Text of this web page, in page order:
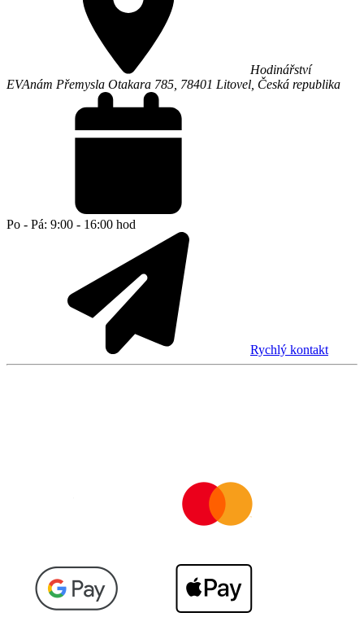
Hodinářství
EVAnám Přemysla Otakara 785, 78401 Litovel Česká republika
Po - Pá: 9:00 - 16:00 hod
Rychlý kontakt